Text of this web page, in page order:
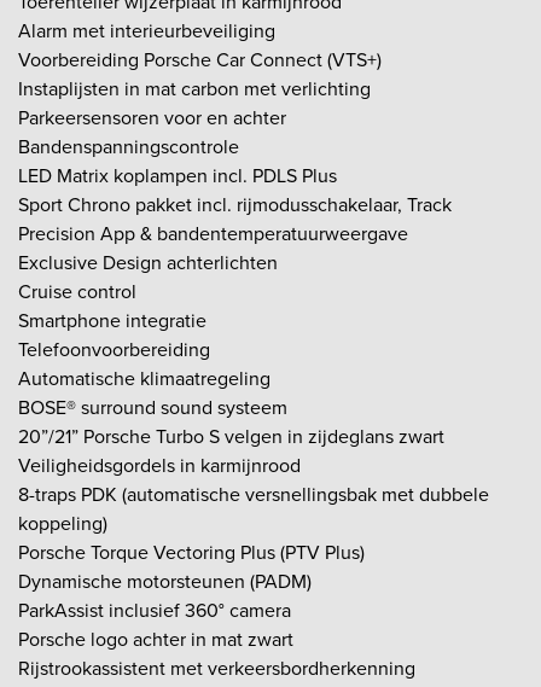
Alarm met interieurbeveiliging
Voorbereiding Porsche Car Connect (VTS+)
Instaplijsten in mat carbon met verlichting
Parkeersensoren voor en achter
Bandenspanningscontrole
LED Matrix koplampen incl. PDLS Plus
Sport Chrono pakket incl. rijmodusschakelaar, Track
Precision App & bandentemperatuurweergave
Exclusive Design achterlichten
Cruise control
Smartphone integratie
Telefoonvoorbereiding
Automatische klimaatregeling
BOSE® surround sound systeem
20”/21” Porsche Turbo S velgen in zijdeglans zwart
Veiligheidsgordels in karmijnrood
8-traps PDK (automatische versnellingsbak met dubbele
koppeling)
Porsche Torque Vectoring Plus (PTV Plus)
Dynamische motorsteunen (PADM)
ParkAssist inclusief 360° camera
Porsche logo achter in mat zwart
Rijstrookassistent met verkeersbordherkenning